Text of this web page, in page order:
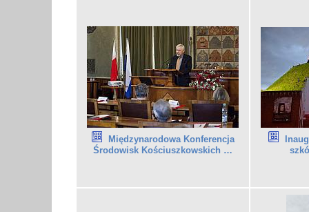
Międzynarodowa Konferencja
Środowisk Kościuszkowskich …